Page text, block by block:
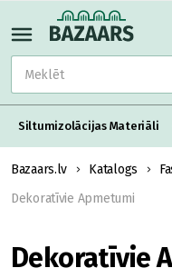
Siltumizolācijas Materiāli
Bazaars.lv Katalogs
Dekoratīvie Apmetumi
Dekoratīvie